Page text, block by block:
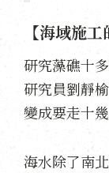
【海域施工
研究藻礁十
研究員劉靜
變成要走十
海水除了南